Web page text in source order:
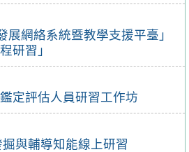
展網絡系統暨教學支援平臺」
研習」
定評估人員研習工作坊
與輔導知能線上研習